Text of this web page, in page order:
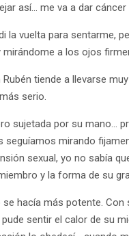
así… me va a dar
la vuelta para sentarme,
a los ojos
tiende a llevarse
serio.
sujetada por su mano…
seguíamos mirando
sexual, yo no sabía
y la forma de su
hacía más potente.
sentir el calor de su